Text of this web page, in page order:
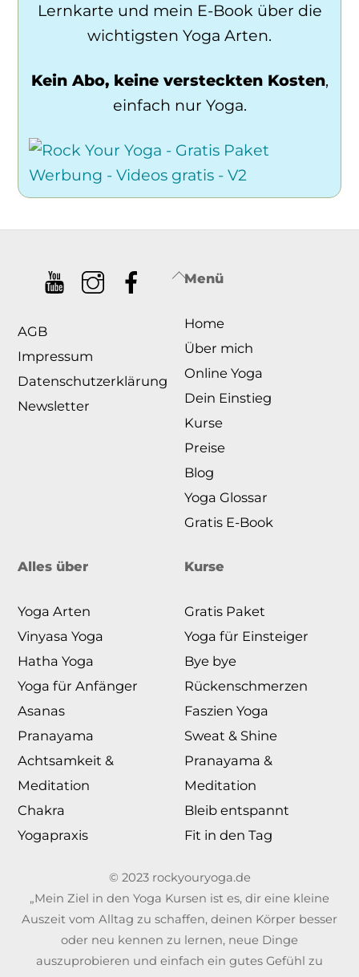
Lernkarte und mein E-Book über die
wichtigsten Yoga Arten.
Kein Abo, keine versteckten Kosten,
einfach nur Yoga.
Back
Top
AGB
Impressum
Datenschutzerklärung
Newsletter
Menü
Home
Über mich
Online Yoga
Dein Einstieg
Kurse
Preise
Blog
Yoga Glossar
Gratis E-Book
Alles über
Yoga Arten
Vinyasa Yoga
Hatha Yoga
Yoga für Anfänger
Asanas
Pranayama
Achtsamkeit &
Meditation
Chakra
Yogapraxis
Kurse
Gratis Paket
Yoga für Einsteiger
Bye bye
Rückenschmerzen
Faszien Yoga
Sweat & Shine
Pranayama &
Meditation
Bleib entspannt
Fit in den Tag
© 2023 rockyouryoga.de
„Mein Ziel in den Yoga Kursen ist es, dir eine kleine
Auszeit vom Alltag zu schaffen, deinen Körper besser
oder neu kennen zu lernen, neue Dinge
auszuprobieren und einfach ein gutes Gefühl zu